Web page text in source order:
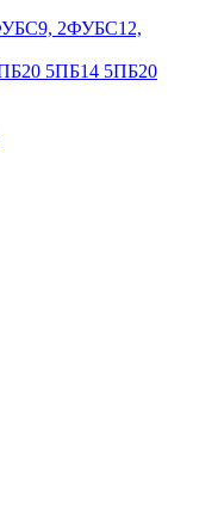
2ФУБС12,
5ПБ14 5ПБ20